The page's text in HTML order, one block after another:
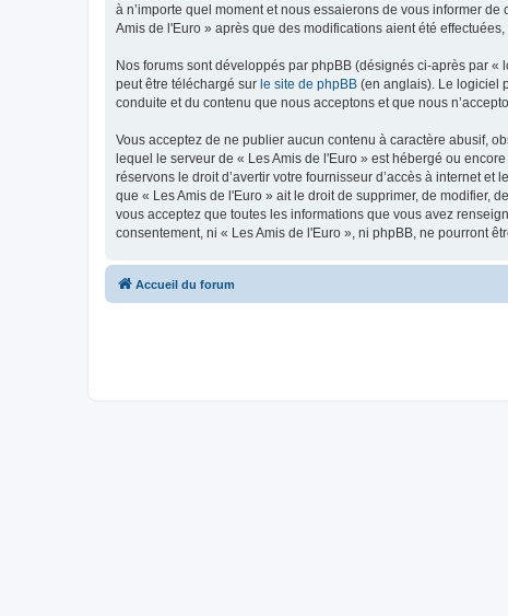
à n’importe quel moment et nous essaierons de vous informer
Amis de l'Euro » après que des modifications aient été
Nos forums sont développés par phpBB (désignés ci-après par
peut être téléchargé sur le site de phpBB (en anglais). Le logiciel
conduite et du contenu que nous acceptons et que nous
Vous acceptez de ne publier aucun contenu à caractère abusif,
lequel le serveur de « Les Amis de l'Euro » est hébergé ou
réservons le droit d’avertir votre fournisseur d’accès à internet
que « Les Amis de l'Euro » ait le droit de supprimer, de modifier,
vous acceptez que toutes les informations que vous avez
consentement, ni « Les Amis de l'Euro », ni phpBB, ne pourront
Accueil du forum